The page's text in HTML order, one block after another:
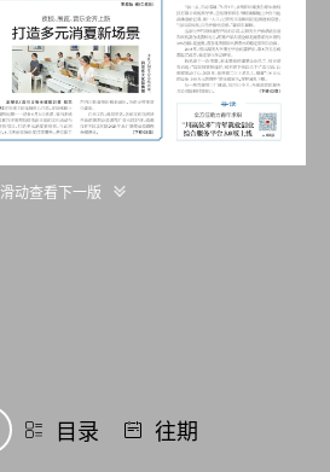
滑动查看下一版
目录 往期